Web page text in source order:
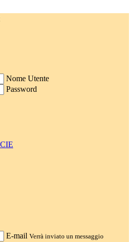
Nome Utente
Password
E-mail Verrà inviato un messaggio